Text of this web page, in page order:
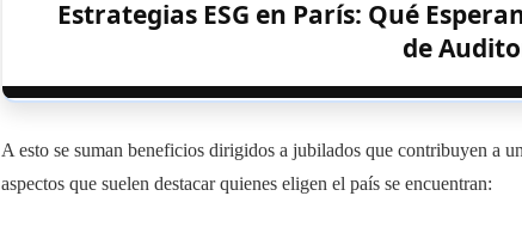
Estrategias ESG en París: Qué
de
A esto se suman beneficios dirigidos a jubilados que contribuyen a
aspectos que suelen destacar quienes eligen el país se encuentran: